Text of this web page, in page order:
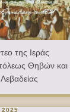
της Ιεράς
Θηβών και
Λεβαδείας